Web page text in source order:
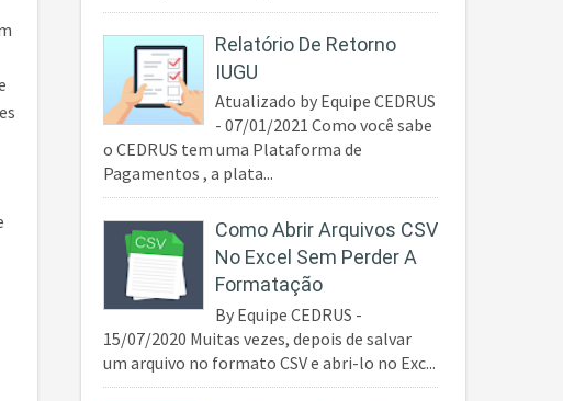
Relatório De Retorno
IUGU
Atualizado by Equipe CEDRUS
- 07/01/2021 Como você sabe
o CEDRUS tem uma Plataforma de
Pagamentos , a plata...
Como Abrir Arquivos CSV
No Excel Sem Perder A
Formatação
By Equipe CEDRUS -
15/07/2020 Muitas vezes, depois de salvar
um arquivo no formato CSV e abri-lo no Exc...